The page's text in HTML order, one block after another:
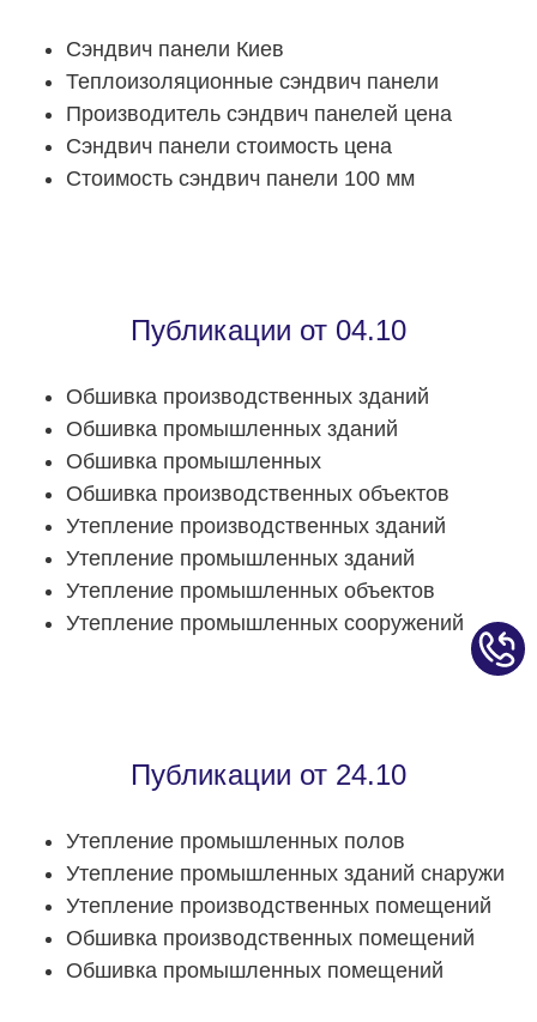
Сэндвич панели Киев
Теплоизоляционные сэндвич панели
Производитель сэндвич панелей цена
Сэндвич панели стоимость цена
Стоимость сэндвич панели 100 мм
Публикации от 04.10
Обшивка производственных зданий
Обшивка промышленных зданий
Обшивка промышленных
Обшивка производственных объектов
Утепление производственных зданий
Утепление промышленных зданий
Утепление промышленных объектов
Утепление промышленных сооружений
Публикации от 24.10
Утепление промышленных полов
Утепление промышленных зданий снаружи
Утепление производственных помещений
Обшивка производственных помещений
Обшивка промышленных помещений